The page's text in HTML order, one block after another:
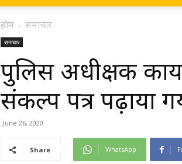
होम समाचार
समाचार
पुलिस अधीक्षक
संकल्प पत्र पढ़ाया
June 26, 2020
Share WhatsApp